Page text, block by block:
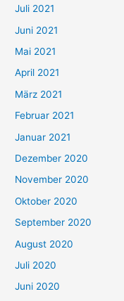
a
c
h
:
Juli 2021
Juni 2021
Mai 2021
April 2021
März 2021
Februar 2021
Januar 2021
Dezember 2020
November 2020
Oktober 2020
September 2020
August 2020
Juli 2020
Juni 2020